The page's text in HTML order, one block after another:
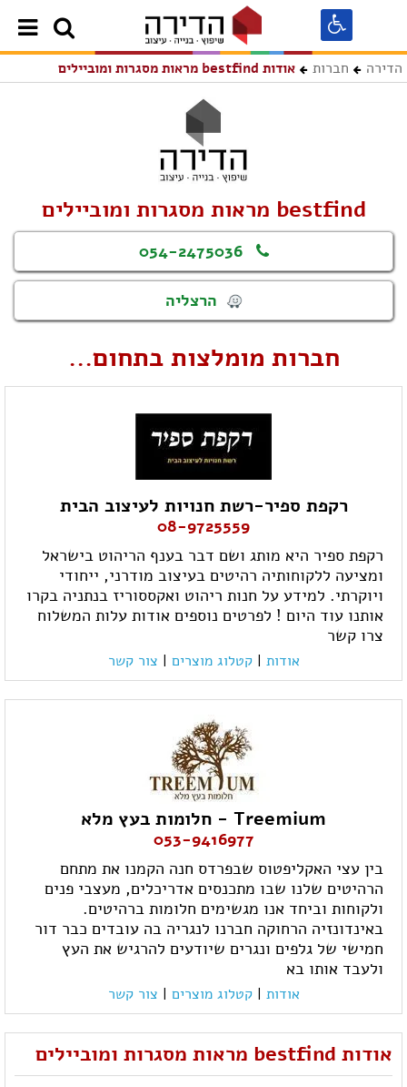
הדירה חברות אודות bestfind מראות מסגרות ומוביילים
bestfind מראות מסגרות ומוביילים
054-2475036
הרצליה
חברות מומלצות בתחום...
רקפת ספיר-רשת חנויות לעיצוב הבית
08-9725559
רקפת ספיר היא מותג ושם דבר בענף הריהוט בישראל
ומציעה ללקוחותיה רהיטים בעיצוב מודרני, ייחודי
ויוקרתי. למידע על חנות ריהוט ואקססוריז בנתניה בקרו
אותנו עוד היום ! לפרטים נוספים אודות עלות המשלוח
צרו קשר
אודות | קטלוג מוצרים | צור קשר
Treemium - חלומות בעץ מלא
053-9416977
בין עצי האקליפטוס שבפרדס חנה הקמנו את מתחם
הרהיטים שלנו שבו מתכנסים אדריכלים, מעצבי פנים
ולקוחות וביחד אנו מגשימים חלומות ברהיטים.
באינדונזיה הרחוקה חברנו לנגריה בה עובדים כבר דור
חמישי של גלפים ונגרים שיודעים להרגיש את העץ
ולעבד אותו בא
אודות | קטלוג מוצרים | צור קשר
אודות bestfind מראות מסגרות ומוביילים